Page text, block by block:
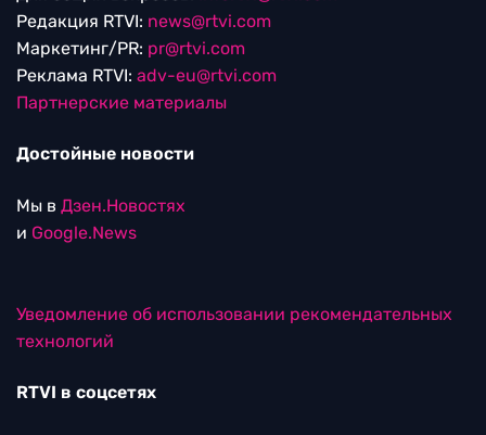
Редакция RTVI: news@rtvi.com
Маркетинг/PR: pr@rtvi.com
Реклама RTVI: adv-eu@rtvi.com
Партнерские материалы
Достойные новости
Мы в Дзен.Новостях
и Google.News
Уведомление об использовании рекомендательных
технологий
RTVI в соцсетях